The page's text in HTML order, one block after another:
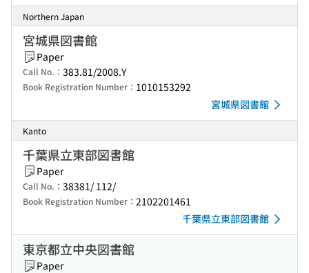
Northern Japan
宮城県図書館
Paper
Call No.： 383.81/2008.Y
Book Registration Number： 1010153292
宮城県図書館
Kanto
千葉県立東部図書館
Paper
Call No.： 38381/ 112/
Book Registration Number： 2102201461
千葉県立東部図書館
東京都立中央図書館
Paper